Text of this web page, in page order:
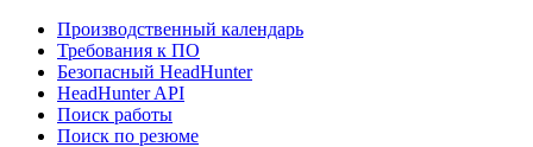
Производственный календарь
Требования к ПО
Безопасный HeadHunter
HeadHunter API
Поиск работы
Поиск по резюме